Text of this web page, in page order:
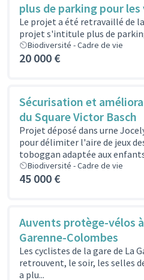
plus de parking pour les
Le projet a été retravaillé de
projet s'intitule plus de
Biodiversité - Cadre de vie
20 000 €
Sécurisation et
du Square Victor Basch
Projet déposé dans urne
pour délimiter l'aire de jeux
toboggan adaptée aux
Biodiversité - Cadre de vie
45 000 €
Auvents protège-vélos
Garenne-Colombes
Les cyclistes de la gare de La
retrouvent, le soir, les selles
a plu...